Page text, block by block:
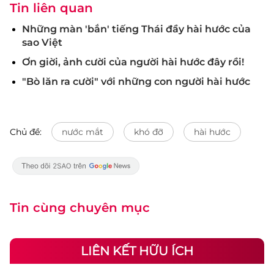
Tin liên quan
Những màn 'bắn' tiếng Thái đầy hài hước của
sao Việt
Ơn giời, ảnh cười của người hài hước đây rồi!
"Bò lăn ra cười" với những con người hài hước
Chủ đề: nước mắt khó đỡ hài hước
Tin cùng chuyên mục
LIÊN KẾT HỮU ÍCH